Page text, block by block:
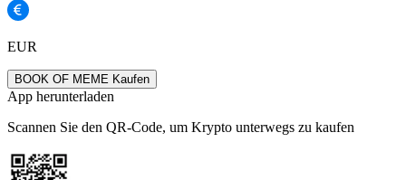
EUR
BOOK OF MEME Kaufen
App herunterladen
Scannen Sie den QR-Code, um Krypto unterwegs zu kaufen